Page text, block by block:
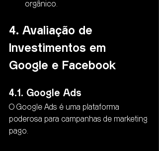
orgânico.
4. Avaliação de
Investimentos em
Google e Facebook
4.1. Google Ads
O Google Ads é uma plataforma
poderosa para campanhas de marketing
pago.